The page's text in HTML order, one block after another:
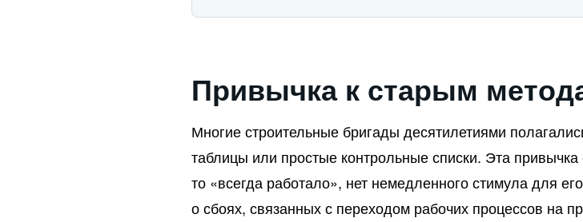
Привычка к старым
Многие строительные бригады десятилетиями
таблицы или простые контрольные списки. Эта привычка
то «всегда работало», нет немедленного стимула для
о сбоях, связанных с переходом рабочих процессов на